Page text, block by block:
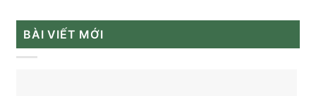
BÀI VIẾT MỚI